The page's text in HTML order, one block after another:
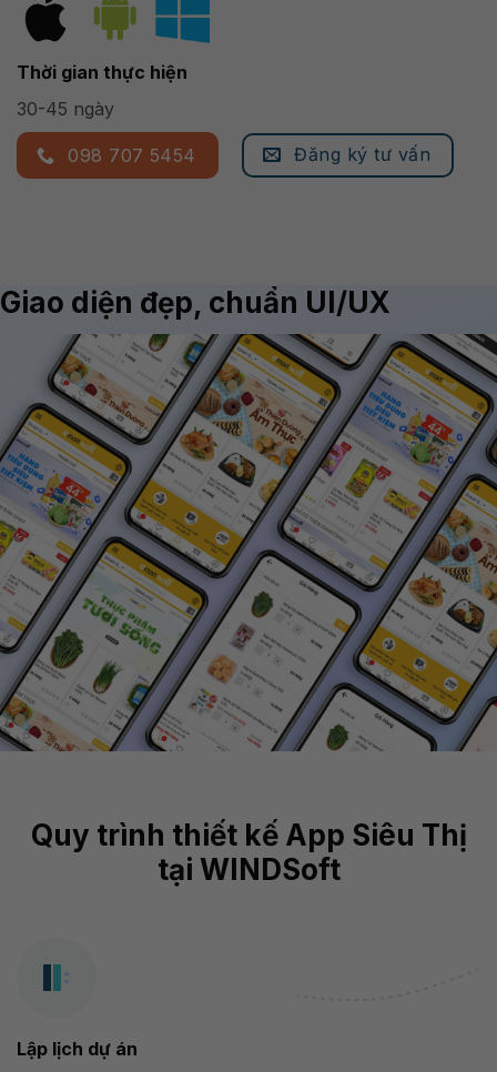
Thời gian thực hiện
30-45 ngày
098 707 5454 Đăng ký tư vấn
Giao diện đẹp, chuẩn UI/UX
Quy trình thiết kế App Siêu Thị
tại WINDSoft
Lập lịch dự án